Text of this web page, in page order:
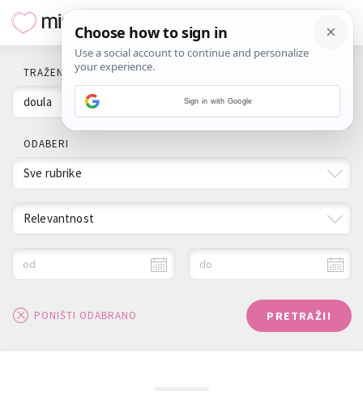
TRAŽENI POJAM
ODABERI
Sve rubrike
Relevantnost
od do
PONIŠTI ODABRANO PRETRAŽI!
Sign in with Google